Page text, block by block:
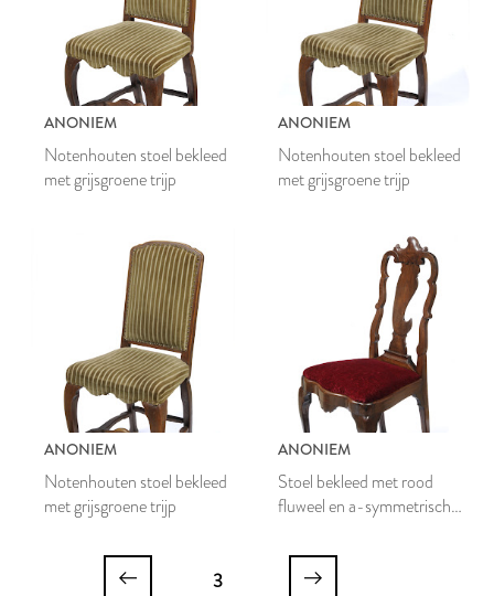
ANONIEM
Notenhouten stoel bekleed
met grijsgroene trijp
ANONIEM
Notenhouten stoel bekleed
met grijsgroene trijp
ANONIEM
Notenhouten stoel bekleed
met grijsgroene trijp
ANONIEM
Stoel bekleed met rood
fluweel en a-symmetrische
3